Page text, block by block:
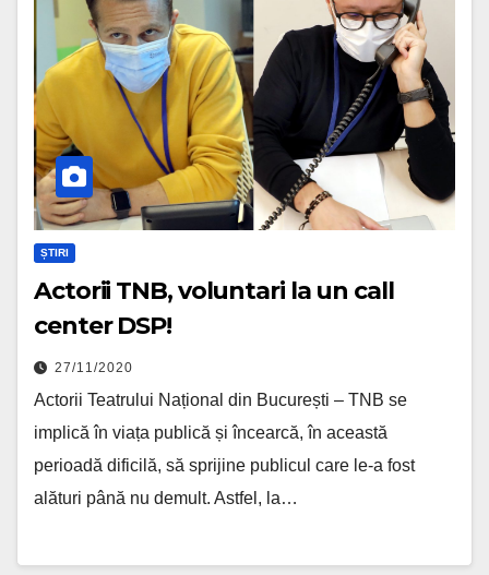
ȘTIRI
Actorii TNB, voluntari la un call
center DSP!
27/11/2020
Actorii Teatrului Național din București – TNB se
implică în viața publică și încearcă, în această
perioadă dificilă, să sprijine publicul care le-a fost
alături până nu demult. Astfel, la…